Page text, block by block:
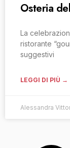
Osteria
La
ristorante
suggestivi
LEGGI DI PIÙ →
Alessandra